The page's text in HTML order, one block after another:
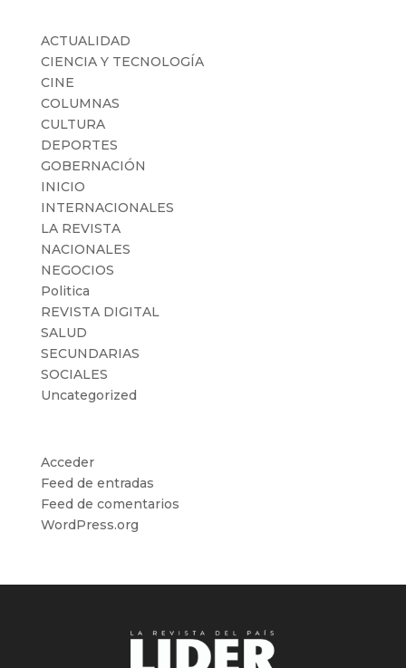
ACTUALIDAD
CIENCIA Y TECNOLOGÍA
CINE
COLUMNAS
CULTURA
DEPORTES
GOBERNACIÓN
INICIO
INTERNACIONALES
LA REVISTA
NACIONALES
NEGOCIOS
Politica
REVISTA DIGITAL
SALUD
SECUNDARIAS
SOCIALES
Uncategorized
Acceder
Feed de entradas
Feed de comentarios
WordPress.org